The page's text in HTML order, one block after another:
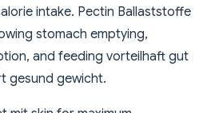
intake. Pectin Ballaststoffe
stomach emptying,
and feeding vorteilhaft gut
gesund gewicht.